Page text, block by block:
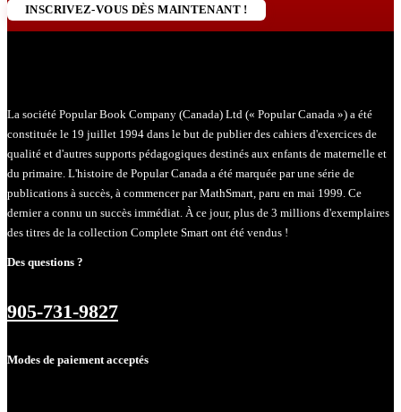
INSCRIVEZ-VOUS DÈS MAINTENANT !
La société Popular Book Company (Canada) Ltd (« Popular Canada ») a été
constituée le 19 juillet 1994 dans le but de publier des cahiers d'exercices de
qualité et d'autres supports pédagogiques destinés aux enfants de maternelle et
du primaire. L'histoire de Popular Canada a été marquée par une série de
publications à succès, à commencer par MathSmart, paru en mai 1999. Ce
dernier a connu un succès immédiat. À ce jour, plus de 3 millions d'exemplaires
des titres de la collection Complete Smart ont été vendus !
Des questions ?
905-731-9827
Modes de paiement acceptés